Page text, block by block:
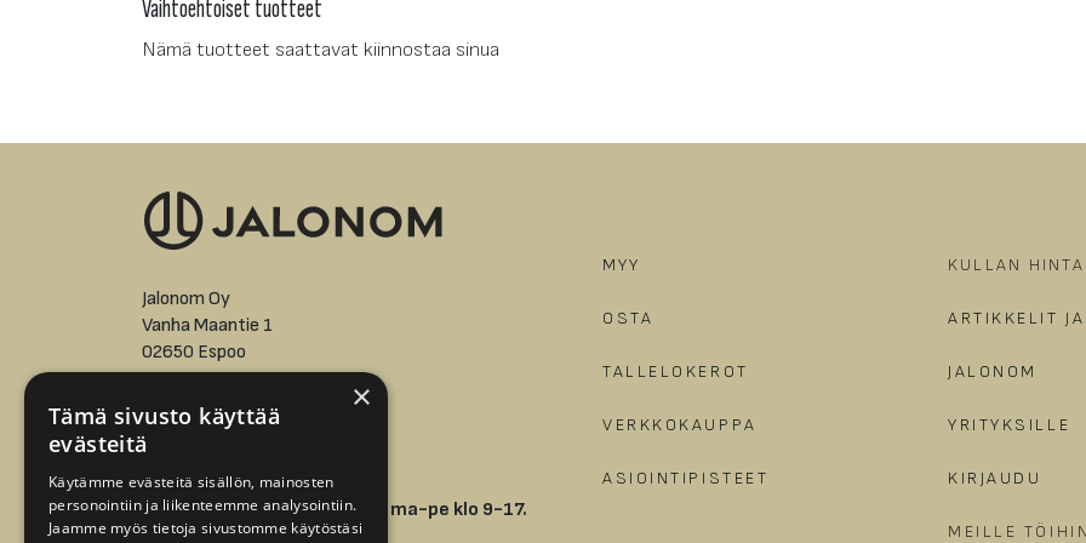
Vaihtoehtoiset tuotteet
Nämä tuotteet saattavat kiinnostaa sinua
Jalonom Oy
Vanha Maantie 1
02650 Espoo
asiakaspalvelu@jalonom.fi
+358 9 512 7298 -
Puhelinpalvelumme avoinna ma-pe klo 9-17.
MYY
OSTA
TALLELOKEROT
VERKKOKAUPPA
ASIOINTIPISTEET
KULLAN HINTA
ARTIKKELIT
JALONOM
YRITYKSILLE
KIRJAUDU
MEILLE
×
Tämä sivusto käyttää
evästeitä
Käytämme evästeitä sisällön, mainosten
personointiin ja liikenteemme analysointiin.
Jaamme myös tietoja sivustomme käytöstäsi